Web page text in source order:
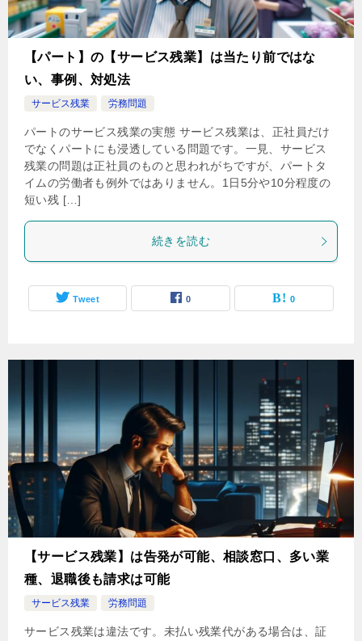
【パート】の【サービス残業】は当たり前ではな
い、事例、対処法
サービス残業 労務問題
パートのサービス残業の実態 サービス残業は、正社員だけ
でなくパートにも浸透している問題です。一見、サービス
残業の問題は正社員のものと思われがちですが、パートタ
イムの労働者も例外ではありません。1日5分や10分程度の
短い残 […]
続きを読む
Tweet 0 0
【サービス残業】は告発が可能、相談窓口、多い業
種、退職後も請求は可能
サービス残業 労務問題
サービス残業は違法です。未払い残業代がある場合は、証